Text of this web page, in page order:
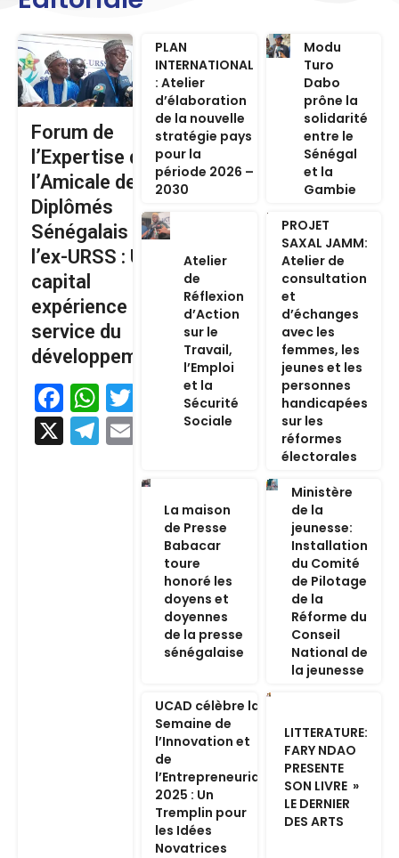
Forum de
l’Expertise de
l’Amicale des
Diplômés
Sénégalais de
l’ex-URSS : Un
capital
expérience au
service du
développement
Facebook
WhatsApp
Twitter
X
Telegram
Email
PLAN
INTERNATIONAL
: Atelier
d’élaboration
de la nouvelle
stratégie pays
pour la
période 2026 –
2030
Modu
Turo
Dabo
prône la
solidarité
entre le
Sénégal
et la
Gambie
Atelier
de
Réflexion
d’Action
sur le
Travail,
l’Emploi
et la
Sécurité
Sociale
PROJET
SAXAL JAMM:
Atelier de
consultation
et
d’échanges
avec les
femmes, les
jeunes et les
personnes
handicapées
sur les
réformes
électorales
La maison
de Presse
Babacar
toure
honoré les
doyens et
doyennes
de la presse
sénégalaise
Ministère
de la
jeunesse:
Installation
du Comité
de Pilotage
de la
Réforme du
Conseil
National de
la jeunesse
UCAD célèbre la
Semaine de
l’Innovation et
de
l’Entrepreneuriat
2025 : Un
Tremplin pour
les Idées
Novatrices
LITTERATURE:
FARY NDAO
PRESENTE
SON LIVRE »
LE DERNIER
DES ARTS